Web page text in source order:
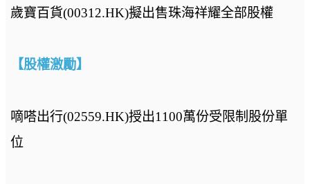
歲寶百貨(00312.HK)擬出售珠海祥耀全部股權
【股權激勵】
嘀嗒出行(02559.HK)授出1100萬份受限制股份單
位